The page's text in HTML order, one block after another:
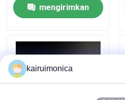
Berita
mengirimkan
kairuimonica